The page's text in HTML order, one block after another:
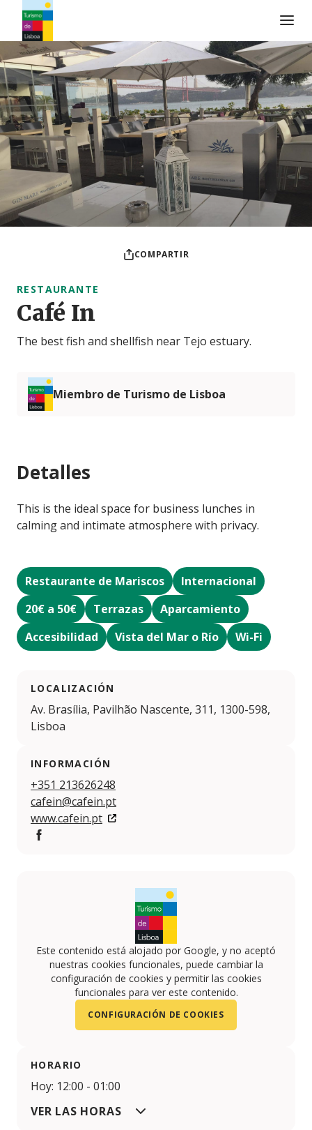
Logo de Turismo de Lisboa
COMPARTIR
RESTAURANTE
Café In
The best fish and shellfish near Tejo estuary.
Miembro de Turismo de Lisboa
Detalles
This is the ideal space for business lunches in
calming and intimate atmosphere with privacy.
Restaurante de Mariscos
Internacional
20€ a 50€
Terrazas
Aparcamiento
Accesibilidad
Vista del Mar o Río Wi-Fi
LOCALIZACIÓN
Av. Brasília, Pavilhão Nascente, 311, 1300-598,
Lisboa
INFORMACIÓN
+351 213626248
cafein@cafein.pt
www.cafein.pt
Este contenido está alojado por Google, y no aceptó
nuestras cookies funcionales, puede cambiar la
configuración de cookies y permitir las cookies
funcionales para ver este contenido.
CONFIGURACIÓN DE COOKIES
HORARIO
Hoy: 12:00 - 01:00
VER LAS HORAS